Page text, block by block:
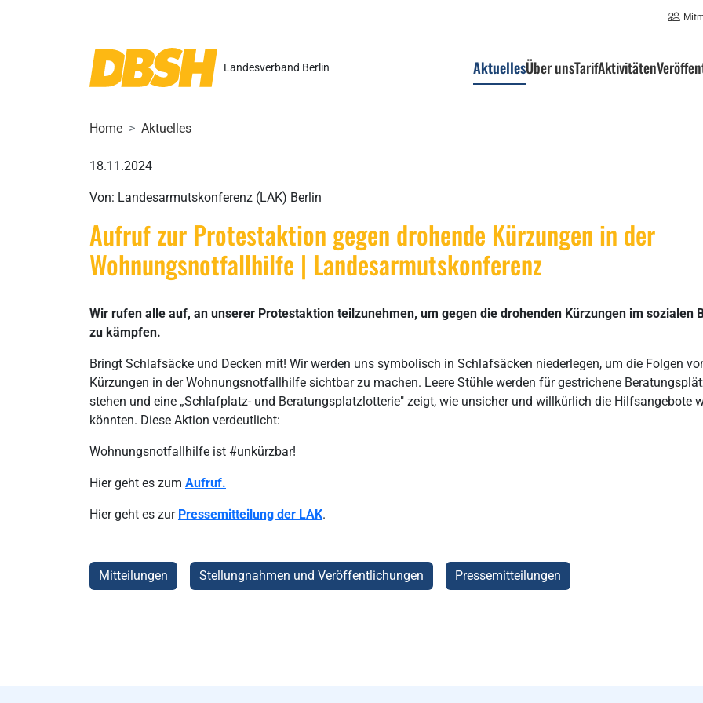
Landesverband Berlin AktuellesÜber unsTarifAktivitäten
Home Aktuelles
18.11.2024
Von: Landesarmutskonferenz (LAK) Berlin
Aufruf zur Protestaktion gegen drohende Kürzungen in der
Wohnungsnotfallhilfe | Landesarmutskonferenz
Wir rufen alle auf, an unserer Protestaktion teilzunehmen, um gegen die drohenden Kürzungen im sozialen
zu kämpfen.
Bringt Schlafsäcke und Decken mit! Wir werden uns symbolisch in Schlafsäcken niederlegen, um die Folgen
Kürzungen in der Wohnungsnotfallhilfe sichtbar zu machen. Leere Stühle werden für gestrichene
stehen und eine „Schlafplatz- und Beratungsplatzlotterie" zeigt, wie unsicher und willkürlich die Hilfsangebote
könnten. Diese Aktion verdeutlicht:
Wohnungsnotfallhilfe ist #unkürzbar!
Hier geht es zum Aufruf.
Hier geht es zur Pressemitteilung der LAK.
Mitteilungen Stellungnahmen und Veröffentlichungen Pressemitteilungen